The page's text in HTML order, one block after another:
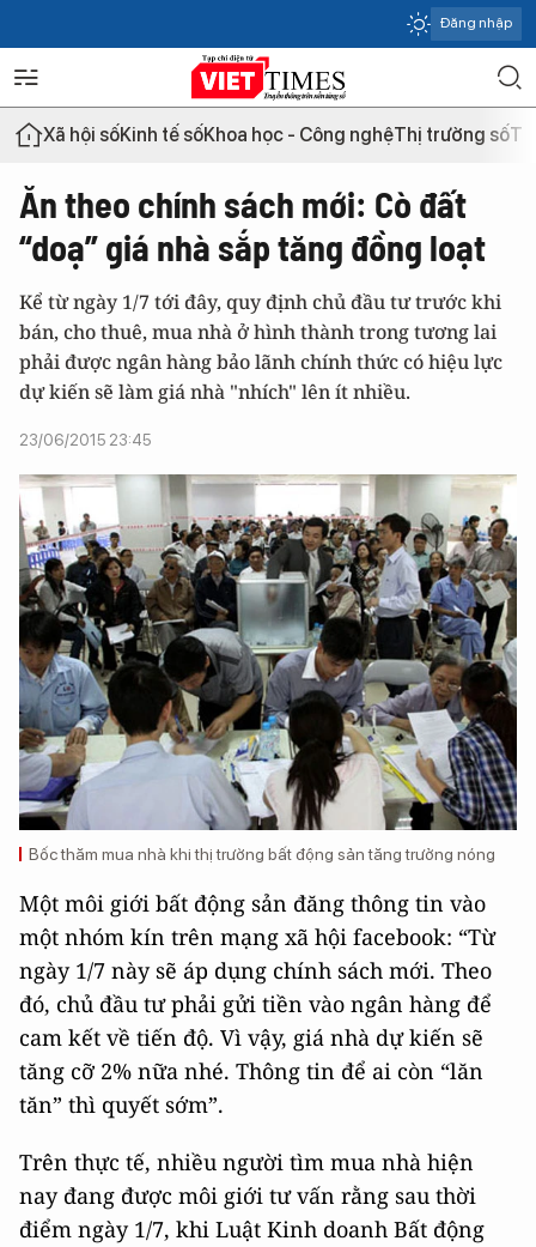
Đăng nhập
Xã hội sốKinh tế sốKhoa học - Công nghệThị trường số
Ăn theo chính sách mới: Cò đất
“doạ” giá nhà sắp tăng đồng loạt
Kể từ ngày 1/7 tới đây, quy định chủ đầu tư trước khi
bán, cho thuê, mua nhà ở hình thành trong tương lai
phải được ngân hàng bảo lãnh chính thức có hiệu lực
dự kiến sẽ làm giá nhà "nhích" lên ít nhiều.
23/06/2015 23:45
Bốc thăm mua nhà khi thị trường bất động sản tăng trưởng nóng
Một môi giới bất động sản đăng thông tin vào
một nhóm kín trên mạng xã hội facebook: “Từ
ngày 1/7 này sẽ áp dụng chính sách mới. Theo
đó, chủ đầu tư phải gửi tiền vào ngân hàng để
cam kết về tiến độ. Vì vậy, giá nhà dự kiến sẽ
tăng cỡ 2% nữa nhé. Thông tin để ai còn “lăn
tăn” thì quyết sớm”.
Trên thực tế, nhiều người tìm mua nhà hiện
nay đang được môi giới tư vấn rằng sau thời
điểm ngày 1/7, khi Luật Kinh doanh Bất động